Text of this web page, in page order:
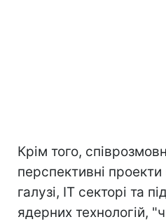
Крім того,
перспективні проекти
галузі, IT секторі та
ядерних технологій,